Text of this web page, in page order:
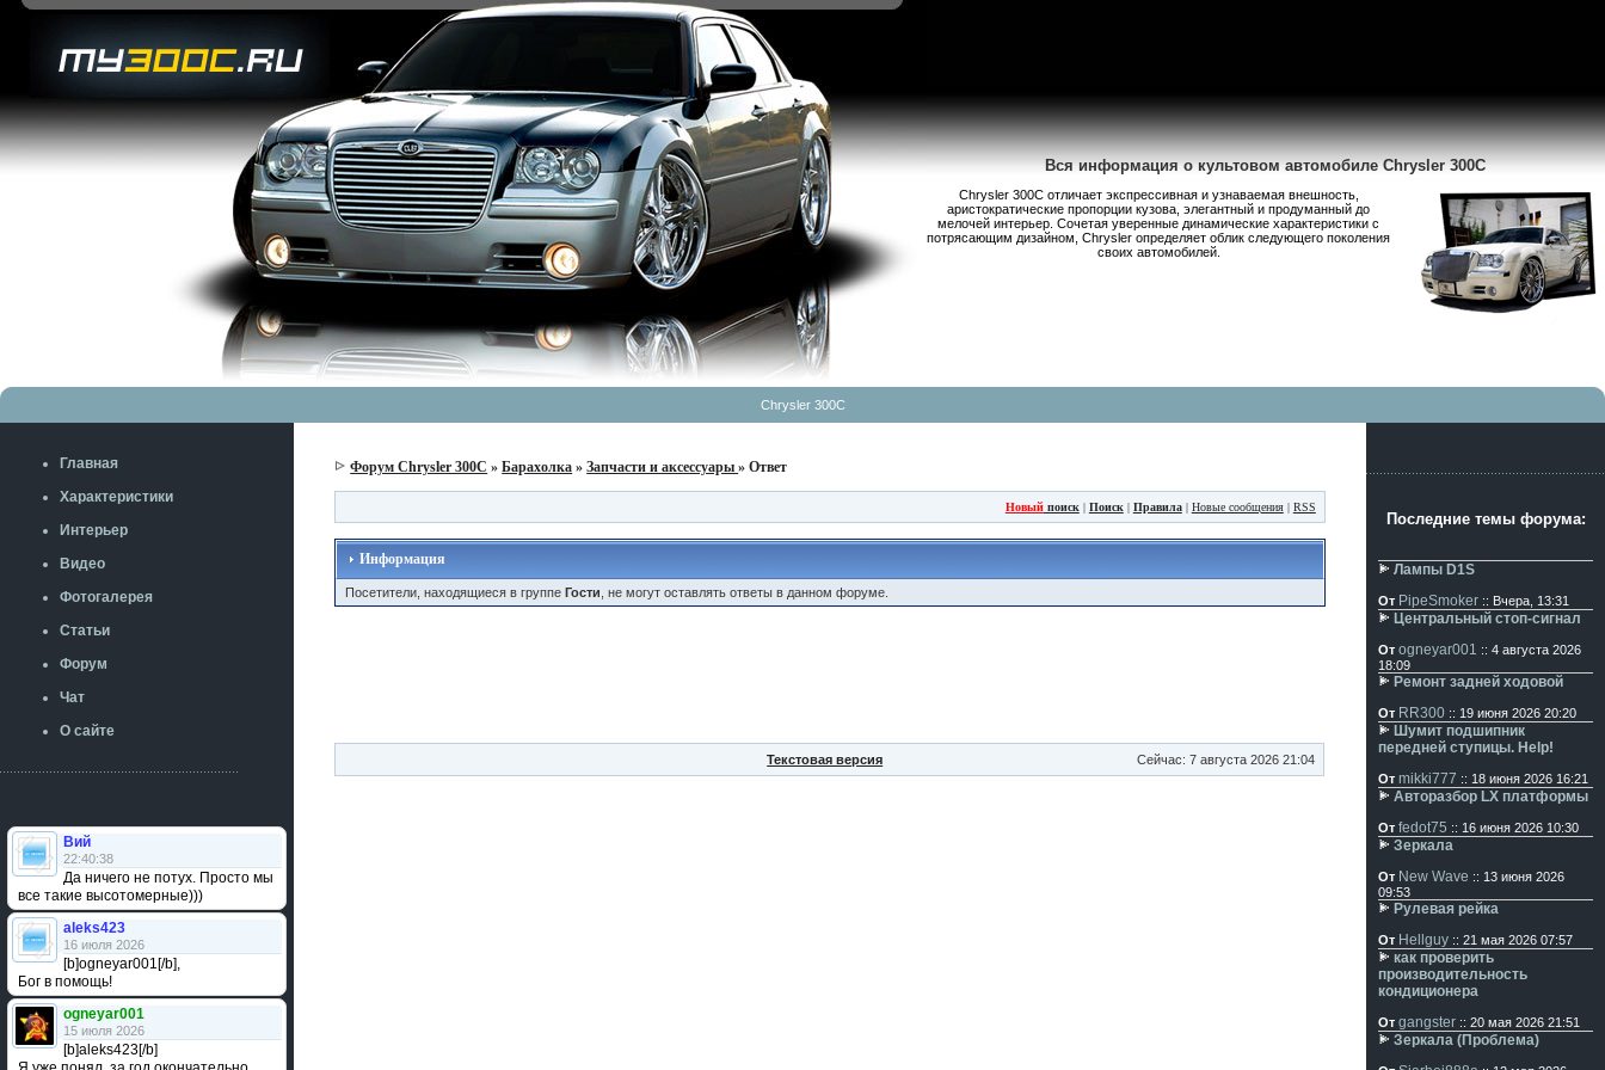
Вся информация о культовом автомобиле Chrysler 300C
Chrysler 300С отличает экспрессивная и узнаваемая внешность,
аристократические пропорции кузова, элегантный и продуманный до
мелочей интерьер. Сочетая уверенные динамические характеристики с
потрясающим дизайном, Chrysler определяет облик следующего поколения
своих автомобилей.
Chrysler 300C
Главная
Характеристики
Интерьер
Видео
Фотогалерея
Статьи
Форум
Чат
О сайте
Вий
22:40:38
Да ничего не потух. Просто мы
все такие высотомерные)))
aleks423
16 июля 2026
[b]ogneyar001[/b],
Бог в помощь!
ogneyar001
15 июля 2026
[b]aleks423[/b]
Форум Chrysler 300C »Барахолка »Запчасти и аксессуары» Ответ
Новыйпоиск| Поиск| Правила| Новые сообщения| RSS
Информация
Посетители, находящиеся в группеГости , не могут оставлять ответы в данном форуме.
Текстовая версия Сейчас: 7 августа 2026 21:04
Последние темы форума:
Лампы D1S
От PipeSmoker :: Вчера, 13:31
Центральный стоп-сигнал
От ogneyar001 :: 4 августа 2026
18:09
Ремонт задней ходовой
От RR300 :: 19 июня 2026 20:20
Шумит подшипник
передней ступицы. Help!
От mikki777 :: 18 июня 2026 16:21
Авторазбор LX платформы
От fedot75 :: 16 июня 2026 10:30
Зеркала
От New Wave :: 13 июня 2026
09:53
Рулевая рейка
От Hellguy :: 21 мая 2026 07:57
как проверить
производительность
кондиционера
От gangster :: 20 мая 2026 21:51
Зеркала (Проблема)